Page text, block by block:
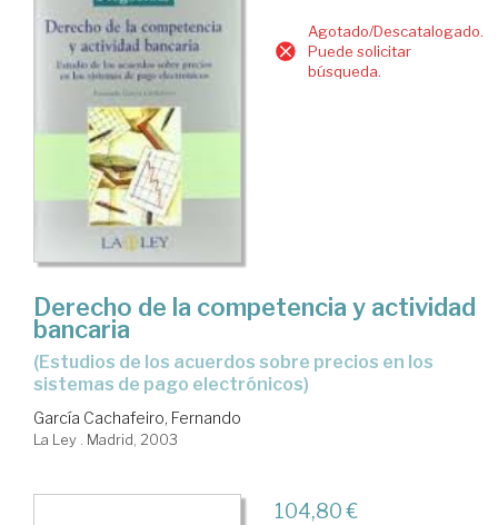
Agotado/Descatalogado.
Puede solicitar
búsqueda.
Derecho de la competencia y actividad
bancaria
(estudios de los acuerdos sobre precios en los
sistemas de pago electrónicos)
García Cachafeiro, Fernando
La Ley . Madrid, 2003
104,80 €